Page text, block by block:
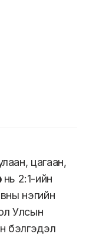
цагаан,
нь 2:1-ийн
нэгийн
Улсын
бэлгэдэл